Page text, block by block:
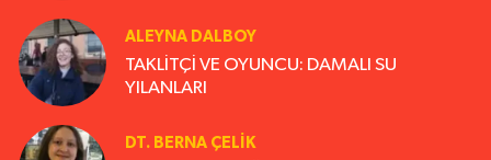
ALEYNA DALBOY
TAKLİTÇİ VE OYUNCU: DAMALI SU
YILANLARI
DT. BERNA ÇELIK